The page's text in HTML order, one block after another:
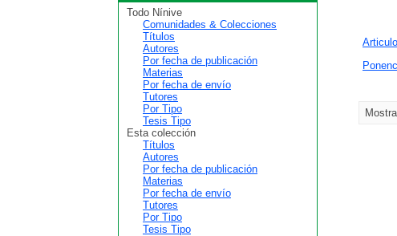
Articulo
Todo Nínive
Comunidades & Colecciones
Títulos
Autores
Por fecha de publicación
Materias
Por fecha de envío
Tutores
Por Tipo
Tesis Tipo
Esta colección
Títulos
Autores
Por fecha de publicación
Materias
Por fecha de envío
Tutores
Por Tipo
Tesis Tipo